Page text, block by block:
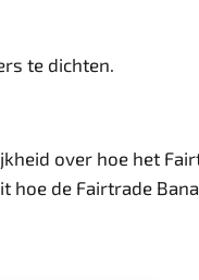
te dichten.
over hoe het
hoe de Fairtrade